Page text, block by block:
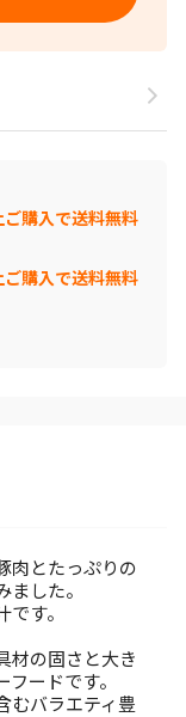
購入で送料無料
購入で送料無料
肉とたっぷりの
した。
す。
材の固さと大き
ードです。
むバラエティ豊